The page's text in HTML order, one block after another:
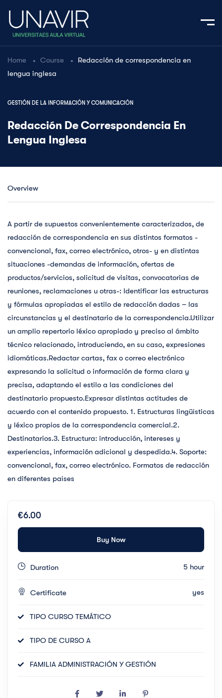
Home Course
Redacción de correspondencia en
lengua inglesa
GESTIÓN DE LA INFORMACIÓN Y COMUNICACIÓN
Redacción De Correspondencia En
Lengua Inglesa
Overview
A partir de supuestos convenientemente caracterizados, de
redacción de correspondencia en sus distintos formatos -
convencional, fax, correo electrónico, otros- y en distintas
situaciones -demandas de información, ofertas de
productos/servicios, solicitud de visitas, convocatorias de
reuniones, reclamaciones u otras-: Identificar las estructuras
y fórmulas apropiadas el estilo de redacción dadas – las
circunstancias y el destinatario de la correspondencia.Utilizar
un amplio repertorio léxico apropiado y preciso al ámbito
técnico relacionado, introduciendo, en su caso, expresiones
idiomáticas.Redactar cartas, fax o correo electrónico
expresando la solicitud o información de forma clara y
precisa, adaptando el estilo a las condiciones del
destinatario propuesto.Expresar distintas actitudes de
acuerdo con el contenido propuesto. 1. Estructuras lingüísticas
y léxico propios de la correspondencia comercial.2.
Destinatarios.3. Estructura: introducción, intereses y
experiencias, información adicional y despedida.4. Soporte:
convencional, fax, correo electrónico. Formatos de redacción
en diferentes países
€6.00
Buy Now
Duration 5 hour
Certificate yes
TIPO CURSO TEMÁTICO
TIPO DE CURSO A
FAMILIA ADMINISTRACIÓN Y GESTIÓN